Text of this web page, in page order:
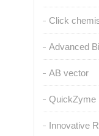
Click
Advanced
AB vector
QuickZyme
Innovative